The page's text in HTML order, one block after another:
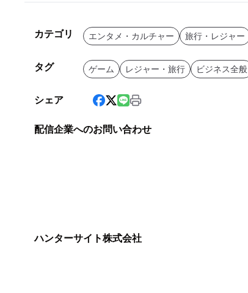
カテゴリ エンタメ・カルチャー 旅行・レジャー
タグ ゲーム レジャー・旅行 ビジネス全般
シェア
配信企業へのお問い合わせ
ハンターサイト株式会社